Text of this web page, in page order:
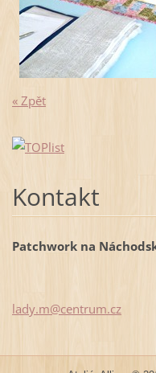
« Zpět
Kontakt
Patchwork na
lady.m@centrum.cz